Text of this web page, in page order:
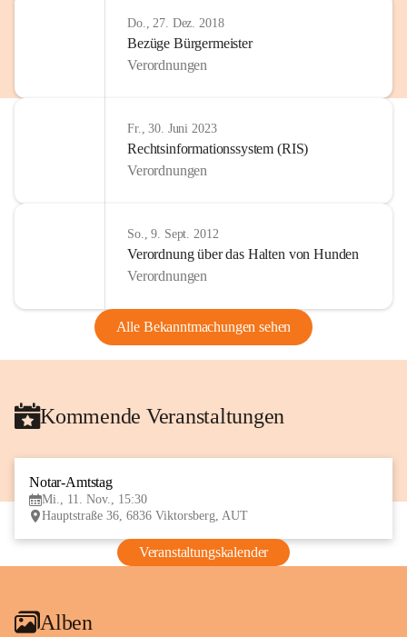
Do., 27. Dez. 2018
Bezüge Bürgermeister
Verordnungen
Fr., 30. Juni 2023
Rechtsinformationssystem (RIS)
Verordnungen
So., 9. Sept. 2012
Verordnung über das Halten von Hunden
Verordnungen
Alle Bekanntmachungen sehen
Kommende Veranstaltungen
Notar-Amtstag
Mi., 11. Nov., 15:30
Hauptstraße 36, 6836 Viktorsberg, AUT
Veranstaltungskalender
Alben